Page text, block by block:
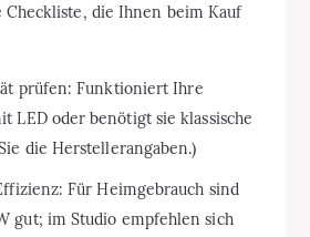
die Ihnen beim Kauf
prüfen: Funktioniert Ihre
LED oder benötigt sie klassische
die Herstellerangaben.)
Für Heimgebrauch sind
gut; im Studio empfehlen sich